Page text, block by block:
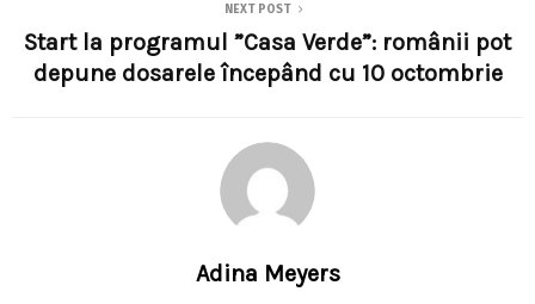
NEXT POST
Start la programul ”Casa Verde”: românii pot
depune dosarele începând cu 10 octombrie
Adina Meyers